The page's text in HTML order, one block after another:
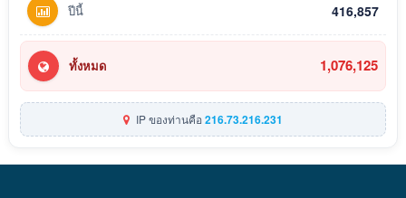
ปีนี้ 416,857
ทั้งหมด 1,076,125
IP ของท่านคือ216.73.216.231